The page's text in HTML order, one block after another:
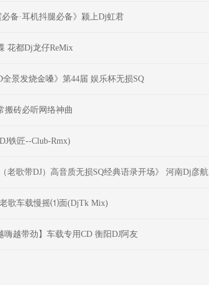
备·耳机抖腿必备》颍上Dj虹君
花都Dj龙仔ReMix
景发烧金嗓》第44届 娱乐杯无损SQ
搬砖必听网络神曲
铁匠--Club-Rmx)
老歌带DJ）高音质无损SQ经典语录开场》 河南Dj彦航
老歌车载慢摇⑴面(DjTk Mix)
越带劲】车载专用CD 衡阳DJ阿友